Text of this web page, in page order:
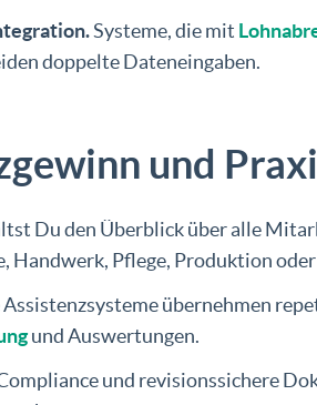
Systeme, die mit
doppelte Dateneingaben.
und
Du den Überblick über alle
Handwerk, Pflege, Produktion
übernehmen
und Auswertungen.
und revisionssichere